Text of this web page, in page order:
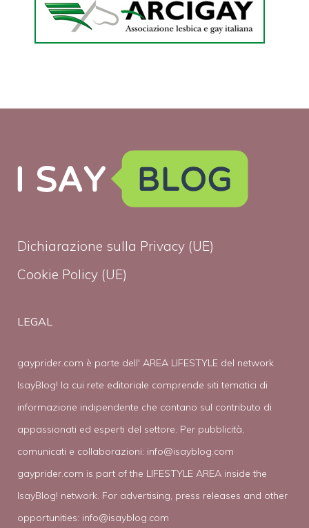
Dichiarazione sulla Privacy (UE)
Cookie Policy (UE)
LEGAL
gayprider.com è parte dell' AREA LIFESTYLE del network
IsayBlog! la cui rete editoriale comprende siti tematici di
informazione indipendente che contano sul contributo di
appassionati ed esperti del settore. Per pubblicità,
comunicati e collaborazioni: info@isayblog.com
gayprider.com is part of the LIFESTYLE AREA inside the
IsayBlog! network. For advertising, press releases and other
opportunities: info@isayblog.com